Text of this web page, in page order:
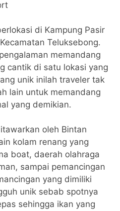
di Kampung Pasir
Teluksebong.
memandang
cantik di satu lokasi yang
unik inilah traveler tak
lain untuk memandang
yang demikian.
oleh Bintan
kolam renang yang
boat, daerah olahraga
sampai pemancingan
yang dimiliki
unik sebab spotnya
sehingga ikan yang